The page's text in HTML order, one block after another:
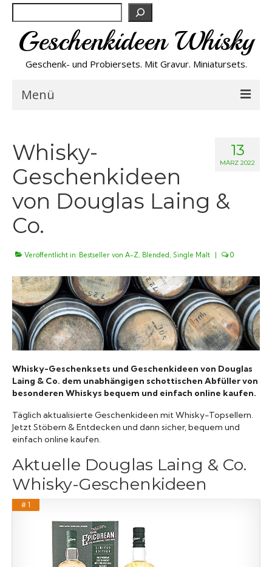
Suchen
Geschenkideen Whisky
Geschenk- und Probiersets. Mit Gravur. Miniatursets.
Menü
NEU
Personalisiert
Preishits
Raritäten
13
MÄRZ 2022
Whisky-
Geschenkideen
von Douglas Laing &
Co.
Veröffentlicht in: Bestseller von A-Z, Blended, Single Malt | 0
Whisky-Geschenksets und Geschenkideen von Douglas
Laing & Co. dem unabhängigen schottischen Abfüller von
besonderen Whiskys bequem und einfach online kaufen.
Täglich aktualisierte Geschenkideen mit Whisky-Topsellern.
Jetzt Stöbern & Entdecken und dann sicher, bequem und
einfach online kaufen.
Aktuelle Douglas Laing & Co.
Whisky-Geschenkideen
# 1